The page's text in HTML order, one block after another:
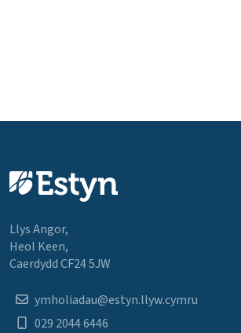
Llys Angor,
Heol Keen,
Caerdydd CF24 5JW
ymholiadau@estyn.llyw.cymru
029 2044 6446